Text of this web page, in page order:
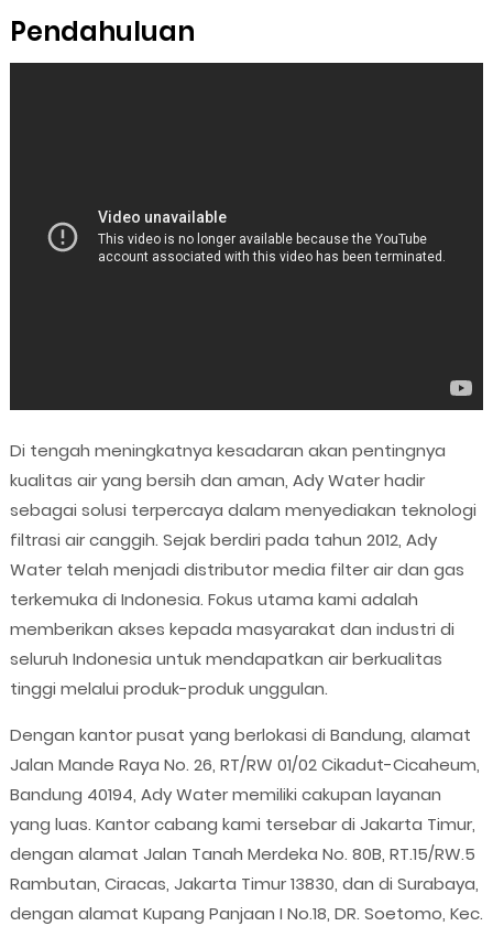
Pendahuluan
Di tengah meningkatnya kesadaran akan pentingnya
kualitas air yang bersih dan aman, Ady Water hadir
sebagai solusi terpercaya dalam menyediakan teknologi
filtrasi air canggih. Sejak berdiri pada tahun 2012, Ady
Water telah menjadi distributor media filter air dan gas
terkemuka di Indonesia. Fokus utama kami adalah
memberikan akses kepada masyarakat dan industri di
seluruh Indonesia untuk mendapatkan air berkualitas
tinggi melalui produk-produk unggulan.
Dengan kantor pusat yang berlokasi di Bandung, alamat
Jalan Mande Raya No. 26, RT/RW 01/02 Cikadut-Cicaheum,
Bandung 40194, Ady Water memiliki cakupan layanan
yang luas. Kantor cabang kami tersebar di Jakarta Timur,
dengan alamat Jalan Tanah Merdeka No. 80B, RT.15/RW.5
Rambutan, Ciracas, Jakarta Timur 13830, dan di Surabaya,
dengan alamat Kupang Panjaan I No.18, DR. Soetomo, Kec.